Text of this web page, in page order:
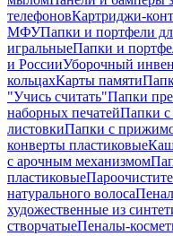
телефоновКартриджи-
МФУПапки и портфели
игральныеПапки и
и РоссииУборочный
кольцахКарты памяти
"Учись считать"Папки
наборных печатейПапки
листовкиПапки с
конверты пластиковые
с арочным механизмом
пластиковые
натурального волоса
художественные из
створчатыеПеналы-